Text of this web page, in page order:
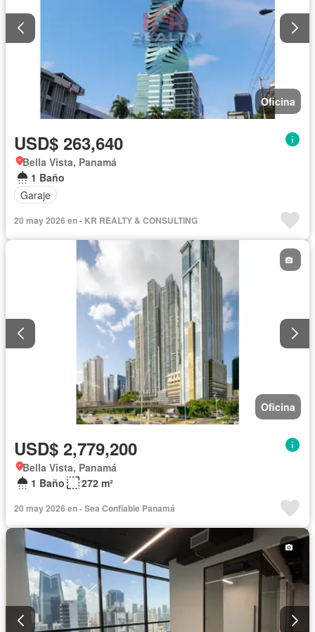
Oficina
USD$ 263,640
Bella Vista, Panamá
1 Baño
Garaje
20 may 2026 en - KR REALTY & CONSULTING
Oficina
USD$ 2,779,200
Bella Vista, Panamá
1 Baño
272 m²
20 may 2026 en - Sea Confiable Panamá